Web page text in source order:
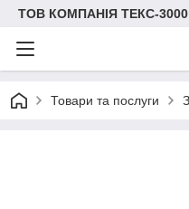
ТОВ КОМПАНІЯ ТЕКС-3000
Товари та послуги